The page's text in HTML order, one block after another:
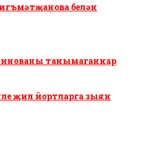
белән
танымаганнар
җил йортларга зыян